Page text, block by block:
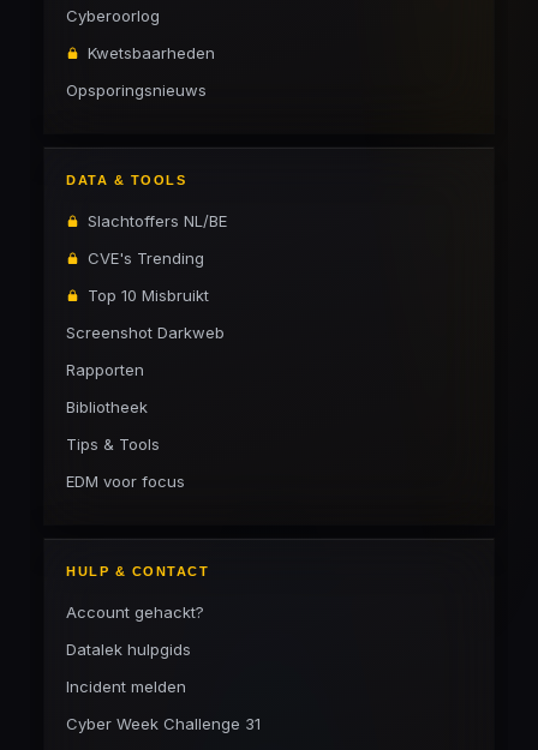
Cyberoorlog
Kwetsbaarheden
Opsporingsnieuws
DATA & TOOLS
Slachtoffers NL/BE
CVE's Trending
Top 10 Misbruikt
Screenshot Darkweb
Rapporten
Bibliotheek
Tips & Tools
EDM voor focus
HULP & CONTACT
Account gehackt?
Datalek hulpgids
Incident melden
Cyber Week Challenge 31